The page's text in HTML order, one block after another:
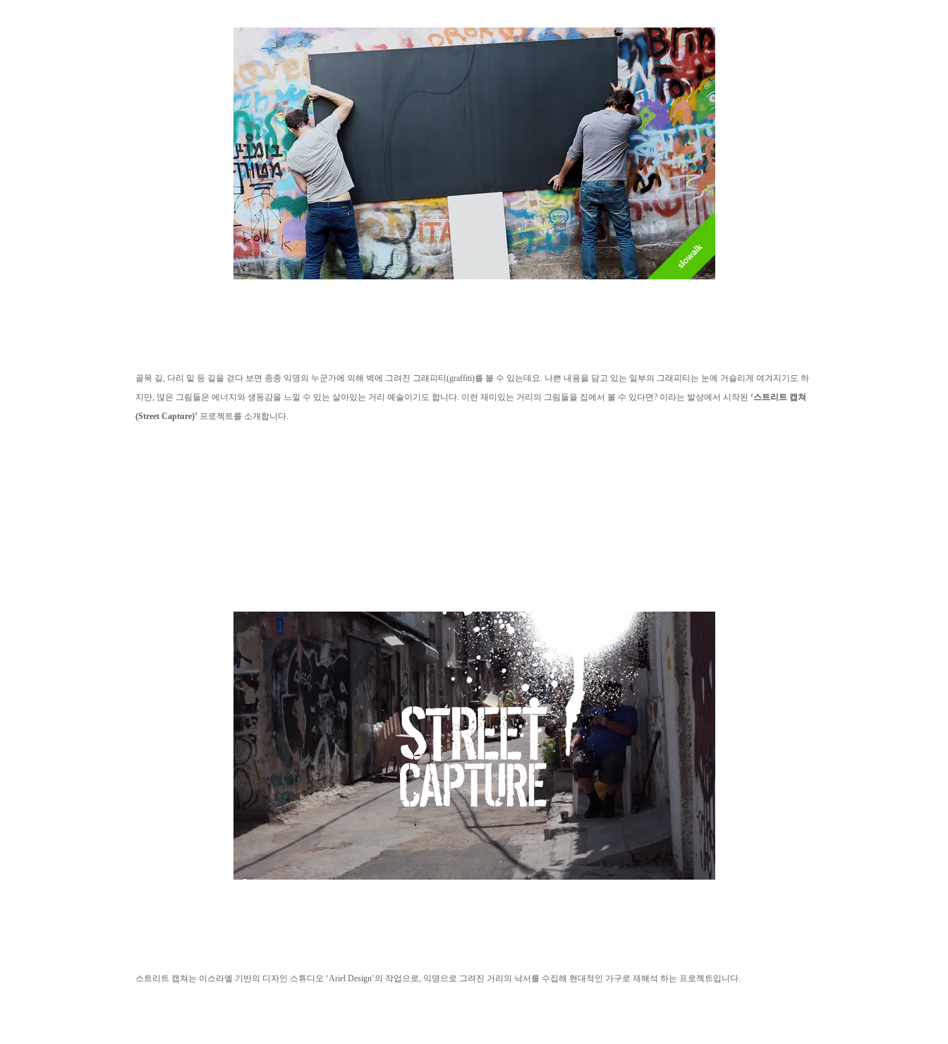
골목 길, 다리 밑 등 길을 걷다 보면 종종 익명의 누군가에 의해 벽에 그려진 그래피티(graffiti)를 볼 수 있는데요. 나쁜 내용을 담고 있는 일부의 그래피티는 눈에 거슬리게 여겨지기도 하
지만, 많은 그림들은 에너지와 생동감을 느낄 수 있는 살아있는 거리 예술이기도 합니다. 이런 재미있는 거리의 그림들을 집에서 볼 수 있다면? 이라는 발상에서 시작된 ‘스트리트 캡쳐
(Street Capture)’ 프로젝트를 소개합니다.
스트리트 캡쳐는 이스라엘 기반의 디자인 스튜디오 ‘Ariel Design’의 작업으로, 익명으로 그려진 거리의 낙서를 수집해 현대적인 가구로 재해석 하는 프로젝트입니다.